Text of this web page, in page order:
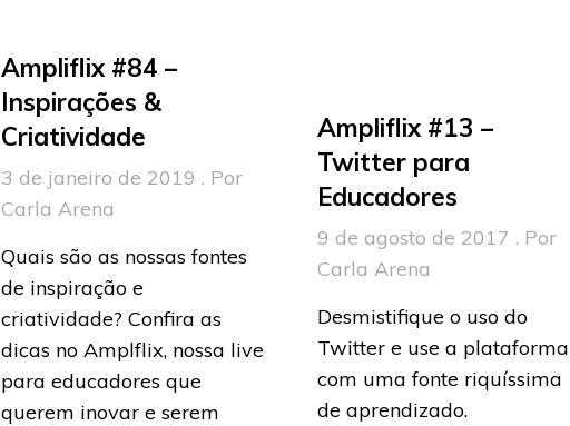
Ampliflix #84 –
Inspirações &
Criatividade
3 de janeiro de 2019 . Por
Carla Arena
Quais são as nossas fontes
de inspiração e
criatividade? Confira as
dicas no Amplflix, nossa live
para educadores que
querem inovar e serem
Ampliflix #13 –
Twitter para
Educadores
9 de agosto de 2017 . Por
Carla Arena
Desmistifique o uso do
Twitter e use a plataforma
com uma fonte riquíssima
de aprendizado.